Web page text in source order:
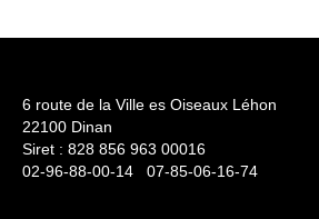
6 route de la Ville es Oiseaux Léhon
22100 Dinan
Siret : 828 856 963 00016
02-96-88-00-14 07-85-06-16-74